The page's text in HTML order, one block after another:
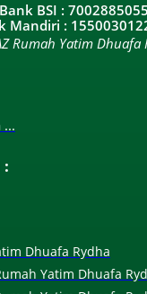
Bank BSI : 7002885055
Mandiri :
Rumah Yatim Dhuafa
...
:
Dhuafa Rydha
Yatim Dhuafa